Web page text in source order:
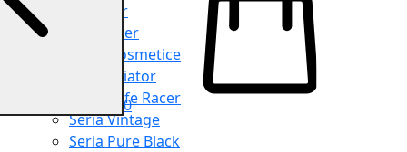
Shopper
Organiser
Truse cosmetice
Seria Aviator
Seria Cafe Racer
Seria Vintage
Seria Pure Black
0